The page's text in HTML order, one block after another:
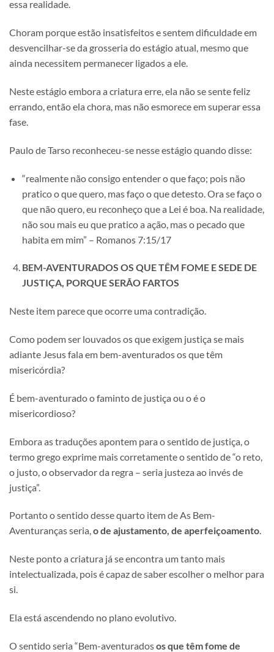
essa realidade.
Choram porque estão insatisfeitos e sentem dificuldade em
desvencilhar-se da grosseria do estágio atual, mesmo que
ainda necessitem permanecer ligados a ele.
Neste estágio embora a criatura erre, ela não se sente feliz
errando, então ela chora, mas não esmorece em superar essa
fase.
Paulo de Tarso reconheceu-se nesse estágio quando disse:
“realmente não consigo entender o que faço; pois não
pratico o que quero, mas faço o que detesto. Ora se faço o
que não quero, eu reconheço que a Lei é boa. Na realidade,
não sou mais eu que pratico a ação, mas o pecado que
habita em mim” – Romanos 7:15/17
BEM-AVENTURADOS OS QUE TÊM FOME E SEDE DE
JUSTIÇA, PORQUE SERÃO FARTOS
Neste item parece que ocorre uma contradição.
Como podem ser louvados os que exigem justiça se mais
adiante Jesus fala em bem-aventurados os que têm
misericórdia?
É bem-aventurado o faminto de justiça ou o é o
misericordioso?
Embora as traduções apontem para o sentido de justiça, o
termo grego exprime mais corretamente o sentido de “o reto,
o justo, o observador da regra – seria justeza ao invés de
justiça”.
Portanto o sentido desse quarto item de As Bem-
Aventuranças seria,o de ajustamento, de aperfeiçoamento.
Neste ponto a criatura já se encontra um tanto mais
intelectualizada, pois é capaz de saber escolher o melhor para
si.
Ela está ascendendo no plano evolutivo.
O sentido seria “Bem-aventuradosos que têm fome de